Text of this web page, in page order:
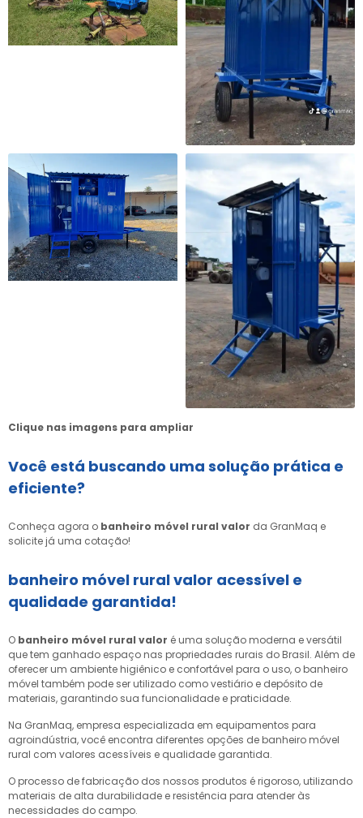
Clique nas imagens para ampliar
Você está buscando uma solução prática e
eficiente?
Conheça agora o banheiro móvel rural valor da GranMaq e
solicite já uma cotação!
banheiro móvel rural valor acessível e
qualidade garantida!
O banheiro móvel rural valor é uma solução moderna e versátil
que tem ganhado espaço nas propriedades rurais do Brasil. Além de
oferecer um ambiente higiênico e confortável para o uso, o banheiro
móvel também pode ser utilizado como vestiário e depósito de
materiais, garantindo sua funcionalidade e praticidade.
Na GranMaq, empresa especializada em equipamentos para
agroindústria, você encontra diferentes opções de banheiro móvel
rural com valores acessíveis e qualidade garantida.
O processo de fabricação dos nossos produtos é rigoroso, utilizando
materiais de alta durabilidade e resistência para atender às
necessidades do campo.